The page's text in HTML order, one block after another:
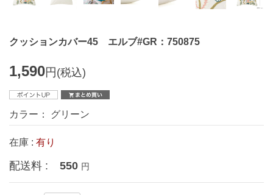
クッションカバー45 エルブ#GR：750875
1,590円 (税込)
カラー： グリーン
在庫 : 有り
配送料 : 550 円